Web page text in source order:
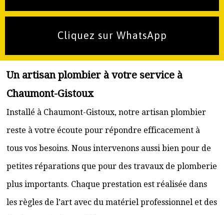
Cliquez sur WhatsApp
Un artisan plombier à votre service à
Chaumont-Gistoux
Installé à Chaumont-Gistoux, notre artisan plombier
reste à votre écoute pour répondre efficacement à
tous vos besoins. Nous intervenons aussi bien pour de
petites réparations que pour des travaux de plomberie
plus importants. Chaque prestation est réalisée dans
les règles de l’art avec du matériel professionnel et des